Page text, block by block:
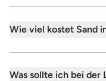
Wie viel kostet Sand
Was sollte ich bei